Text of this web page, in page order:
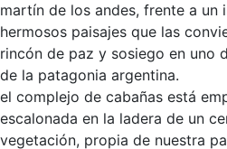
martín de los andes, frente a un
hermosos paisajes que las
rincón de paz y sosiego en uno
de la patagonia argentina.
el complejo de cabañas está
escalonada en la ladera de un
vegetación, propia de nuestra